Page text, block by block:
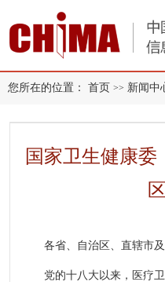
您所在的位置： 首页 >> 新闻中
国家卫生健康委
各省、自治区、直辖市及
党的十八大以来，医疗卫